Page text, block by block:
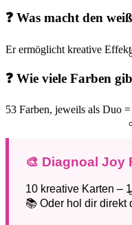
❓ Was macht den
Er ermöglicht kreative
❓ Wie viele Farben
53 Farben, jeweils als Duo =
🎨 Diagnoal Joy
10 kreative Karten –
📚 Oder hol dir direkt